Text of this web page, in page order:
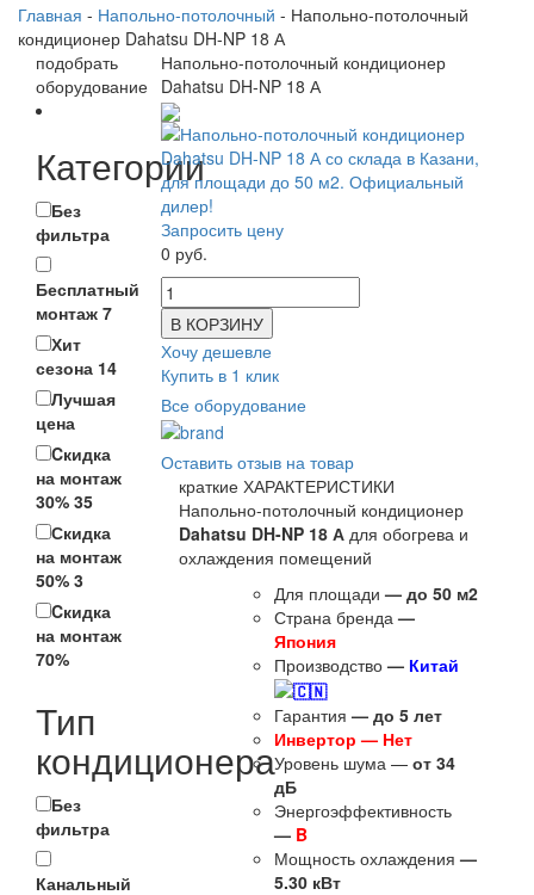
Главная - Напольно-потолочный - Напольно-потолочный
кондиционер Dahatsu DH-NP 18 А
подобрать
оборудование
Категории
Без
фильтра
Бесплатный
монтаж 7
Хит
сезона 14
Лучшая
цена
Cкидка
на монтаж
30% 35
Скидка
на монтаж
50% 3
Cкидка
на монтаж
70%
Тип
кондиционера
Без
фильтра
Канальный
Напольно-потолочный кондиционер
Dahatsu DH-NP 18 А
Запросить цену
0 руб.
В КОРЗИНУ
Хочу дешевле
Купить в 1 клик
Все оборудование
Оставить отзыв на товар
краткие ХАРАКТЕРИСТИКИ
Напольно-потолочный кондиционер
Dahatsu DH-NP 18 Адля обогрева и
охлаждения помещений
Для площади — до 50 м2
Страна бренда —
Япония
Производство — Китай
Гарантия — до 5 лет
Инвертор — Нет
Уровень шума — от 34
дБ
Энергоэффективность
— B
Мощность охлаждения —
5.30 кВт